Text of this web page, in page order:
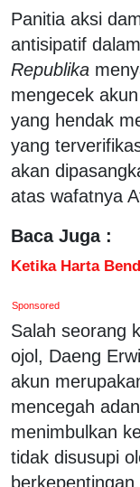
Panitia aksi
antisipatif
Republika
mengecek akun
yang hendak
yang
akan
atas wafatnya
Baca Juga :
Ketika Harta
Sponsored
Salah seorang
ojol, Daeng
akun
mencegah
menimbulkan
tidak disusupi